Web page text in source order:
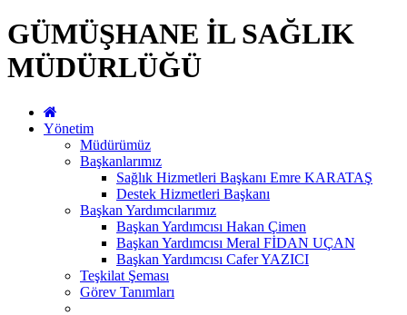
GÜMÜŞHANE İL SAĞLIK
MÜDÜRLÜĞÜ
Yönetim
Müdürümüz
Başkanlarımız
Sağlık Hizmetleri Başkanı Emre KARATAŞ
Destek Hizmetleri Başkanı
Başkan Yardımcılarımız
Başkan Yardımcısı Hakan Çimen
Başkan Yardımcısı Meral FİDAN UÇAN
Başkan Yardımcısı Cafer YAZICI
Teşkilat Şeması
Görev Tanımları